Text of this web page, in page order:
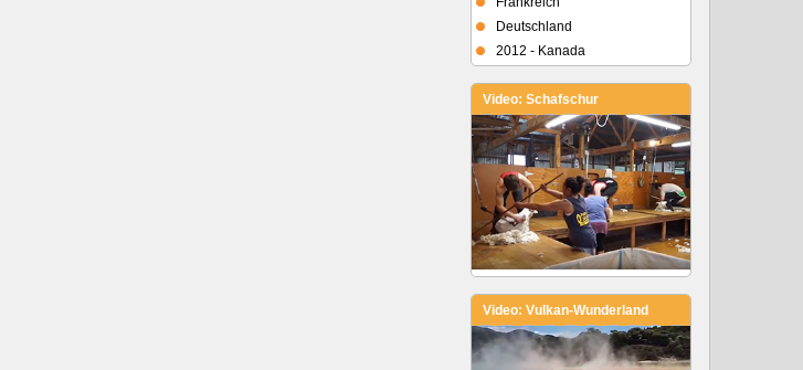
Deutschland
2012 - Kanada
Video: Schafschur
Video: Vulkan-Wunderland